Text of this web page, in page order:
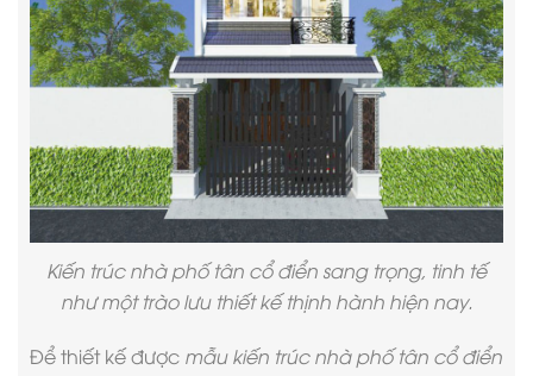
Kiến trúc nhà phố tân cổ điển sang trọng, tinh tế
như một trào lưu thiết kế thịnh hành hiện nay.
Để thiết kế được mẫu kiến trúc nhà phố tân cổ điển